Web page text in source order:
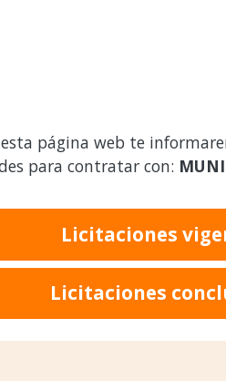
página web te
para contratar con:
Licitaciones
Licitaciones